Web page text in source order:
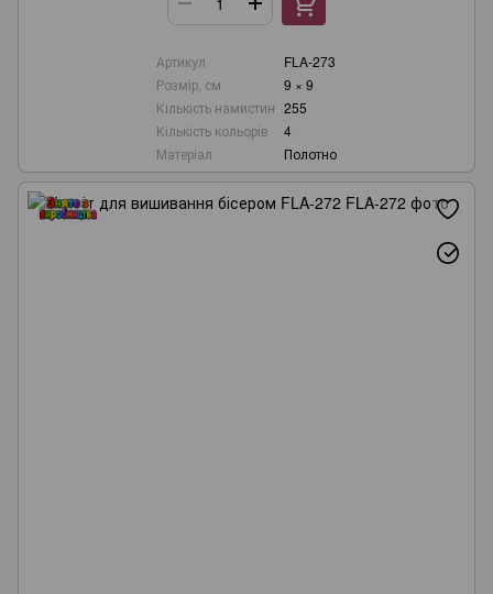
Артикул
FLA-273
Розмір, см
9 × 9
Кількість намистин 255
Кількість кольорів
4
Матеріал
Полотно